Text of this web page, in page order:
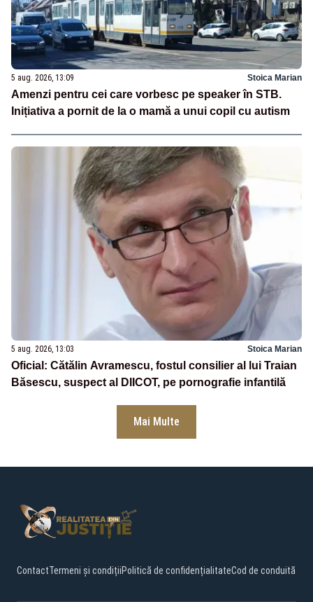
5 aug. 2026, 13:09 Stoica Marian
Amenzi pentru cei care vorbesc pe speaker în STB.
Inițiativa a pornit de la o mamă a unui copil cu autism
5 aug. 2026, 13:03 Stoica Marian
Oficial: Cătălin Avramescu, fostul consilier al lui Traian
Băsescu, suspect al DIICOT, pe pornografie infantilă
Mai Multe
ContactTermeni și condițiiPolitică de confidențialitateCod de conduită